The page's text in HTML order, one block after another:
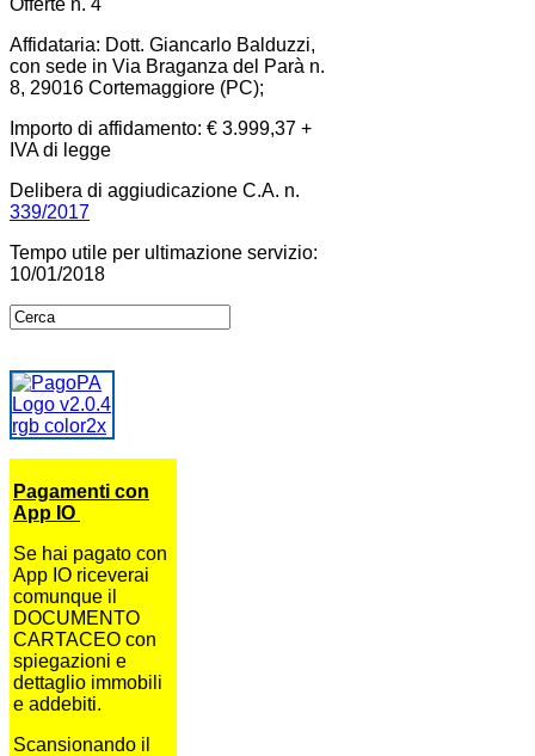
Affidataria: Dott. Giancarlo Balduzzi,
con sede in Via Braganza del Parà n.
8, 29016 Cortemaggiore (PC);
Importo di affidamento: € 3.999,37 +
IVA di legge
Delibera di aggiudicazione C.A. n.
339/2017
Tempo utile per ultimazione servizio:
10/01/2018
Pagamenti con
App IO
Se hai pagato con
App IO riceverai
comunque il
DOCUMENTO
CARTACEO con
spiegazioni e
dettaglio immobili
e addebiti.
Scansionando il